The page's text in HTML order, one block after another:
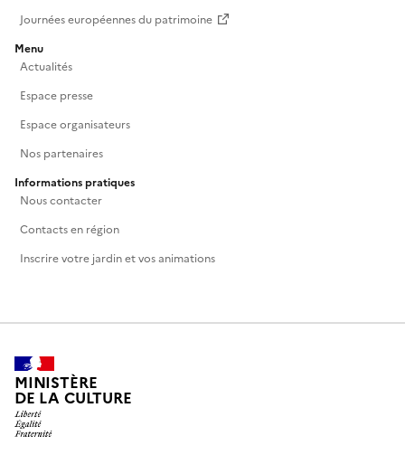
Journées européennes du patrimoine
Menu
Actualités
Espace presse
Espace organisateurs
Nos partenaires
Informations pratiques
Nous contacter
Contacts en région
Inscrire votre jardin et vos animations
MINISTÈRE
DE LA CULTURE